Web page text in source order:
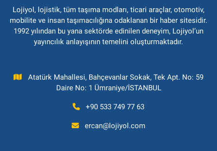
Lojiyol, lojistik, tüm taşıma modları, ticari araçlar, otomotiv,
mobilite ve insan taşımacılığına odaklanan bir haber sitesidir.
1992 yılından bu yana sektörde edinilen deneyim, Lojiyol’un
yayıncılık anlayışının temelini oluşturmaktadır.
Atatürk Mahallesi, Bahçevanlar Sokak, Tek Apt. No: 59
Daire No: 1 Ümraniye/İSTANBUL
+90 533 749 77 63
ercan@lojiyol.com